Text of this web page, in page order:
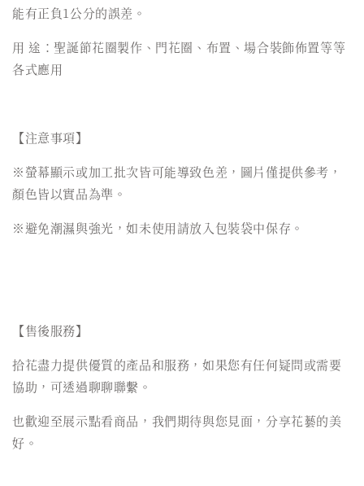
能有正負1公分的誤差。
用 途：聖誕節花圈製作、門花圈、布置、場合裝飾佈置等等
各式應用
【注意事項】
※螢幕顯示或加工批次皆可能導致色差，圖片僅提供參考，
顏色皆以實品為準。
※避免潮濕與強光，如未使用請放入包裝袋中保存。
【售後服務】
拾花盡力提供優質的產品和服務，如果您有任何疑問或需要
協助，可透過聊聊聯繫。
也歡迎至展示點看商品，我們期待與您見面，分享花藝的美
好。